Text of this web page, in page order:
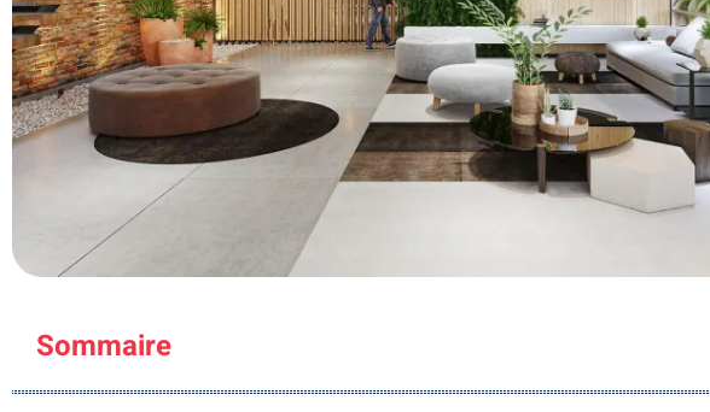
Sommaire